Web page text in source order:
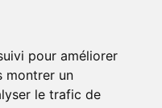
pour améliorer
montrer un
le trafic de